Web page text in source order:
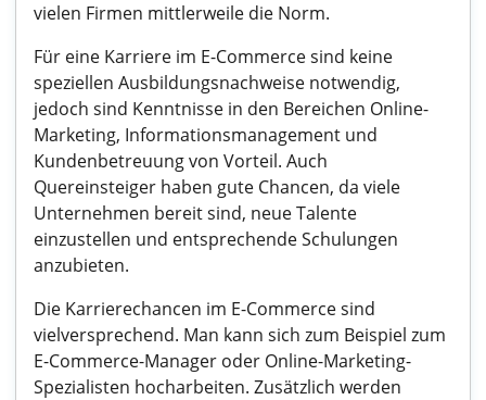
vielen Firmen mittlerweile die Norm.
Für eine Karriere im E-Commerce sind keine
speziellen Ausbildungsnachweise notwendig,
jedoch sind Kenntnisse in den Bereichen Online-
Marketing, Informationsmanagement und
Kundenbetreuung von Vorteil. Auch
Quereinsteiger haben gute Chancen, da viele
Unternehmen bereit sind, neue Talente
einzustellen und entsprechende Schulungen
anzubieten.
Die Karrierechancen im E-Commerce sind
vielversprechend. Man kann sich zum Beispiel zum
E-Commerce-Manager oder Online-Marketing-
Spezialisten hocharbeiten. Zusätzlich werden